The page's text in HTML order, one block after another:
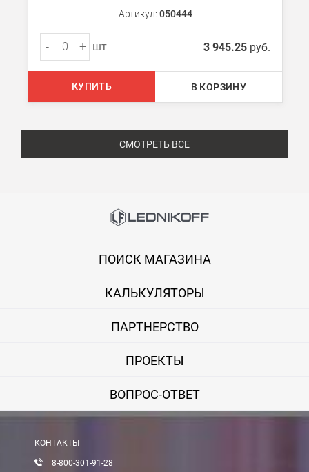
Артикул: 050444
- + шт 3 945.25 руб.
КУПИТЬ В КОРЗИНУ
СМОТРЕТЬ ВСЕ
ПОИСК МАГАЗИНА
КАЛЬКУЛЯТОРЫ
ПАРТНЕРСТВО
ПРОЕКТЫ
ВОПРОС-ОТВЕТ
КОНТАКТЫ
8-800-301-91-28